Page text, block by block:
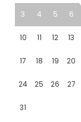
3 4 5 6
10 11 12 13
17 18 19 20
24 25 26 27
31